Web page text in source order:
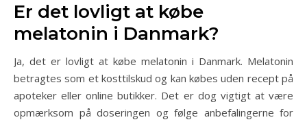
Er det lovligt at købe
melatonin i Danmark?
Ja, det er lovligt at købe melatonin i Danmark. Melatonin
betragtes som et kosttilskud og kan købes uden recept på
apoteker eller online butikker. Det er dog vigtigt at være
opmærksom på doseringen og følge anbefalingerne for